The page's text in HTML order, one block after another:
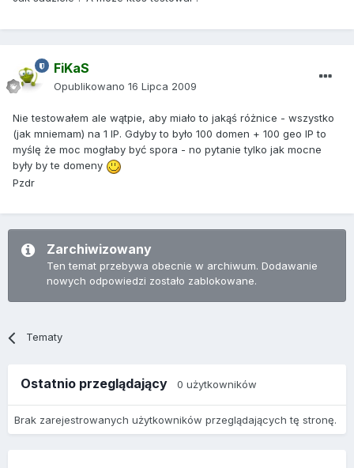
FiKaS
Opublikowano 16 Lipca 2009
Nie testowałem ale wątpie, aby miało to jakąś różnice - wszystko
(jak mniemam) na 1 IP. Gdyby to było 100 domen + 100 geo IP to
myślę że moc mogłaby być spora - no pytanie tylko jak mocne
były by te domeny
Pzdr
Zarchiwizowany
Ten temat przebywa obecnie w archiwum. Dodawanie
nowych odpowiedzi zostało zablokowane.
Tematy
Ostatnio przeglądający 0 użytkowników
Brak zarejestrowanych użytkowników przeglądających tę stronę.